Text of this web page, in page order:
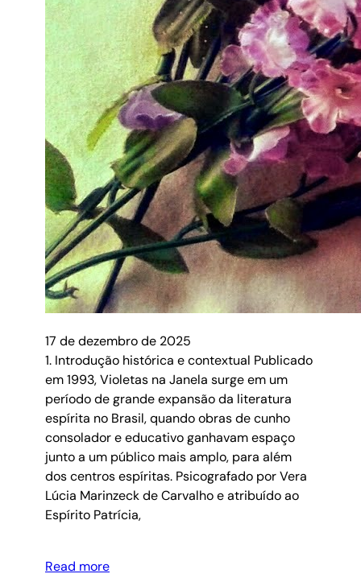
17 de dezembro de 2025
1. Introdução histórica e contextual Publicado
em 1993, Violetas na Janela surge em um
período de grande expansão da literatura
espírita no Brasil, quando obras de cunho
consolador e educativo ganhavam espaço
junto a um público mais amplo, para além
dos centros espíritas. Psicografado por Vera
Lúcia Marinzeck de Carvalho e atribuído ao
Espírito Patrícia,
Read more